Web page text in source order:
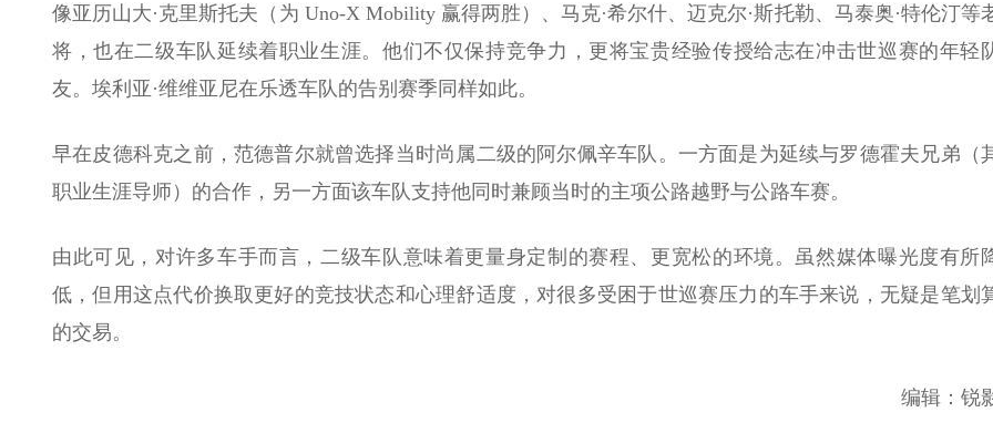
像亚历山大·克里斯托夫（为 Uno-X Mobility 赢得两胜）、马克·希尔什、迈克尔·斯托勒、马泰奥·特伦汀等
将，也在二级车队延续着职业生涯。他们不仅保持竞争力，更将宝贵经验传授给志在冲击世巡赛的年轻
友。埃利亚·维维亚尼在乐透车队的告别赛季同样如此。
早在皮德科克之前，范德普尔就曾选择当时尚属二级的阿尔佩辛车队。一方面是为延续与罗德霍夫兄弟（
职业生涯导师）的合作，另一方面该车队支持他同时兼顾当时的主项公路越野与公路车赛。
由此可见，对许多车手而言，二级车队意味着更量身定制的赛程、更宽松的环境。虽然媒体曝光度有所
低，但用这点代价换取更好的竞技状态和心理舒适度，对很多受困于世巡赛压力的车手来说，无疑是笔划
的交易。
编辑：锐